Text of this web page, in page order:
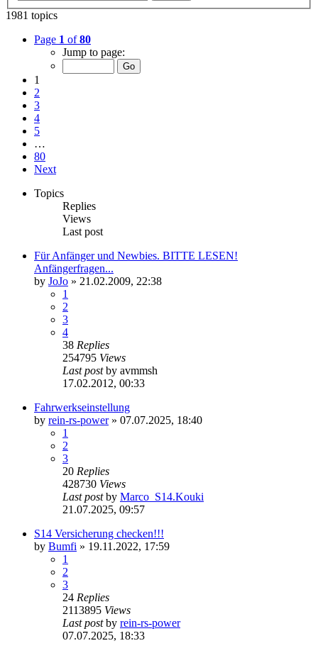
1981 topics
Page 1 of80
Jump to page:
1
2
3
4
5
…
80
Next
Topics
Replies
Views
Last post
Für Anfänger und Newbies. BITTE LESEN!
Anfängerfragen...
by JoJo » 21.02.2009, 22:38
1
2
3
4
38 Replies
254795 Views
Last postby avmmsh
17.02.2012, 00:33
Fahrwerkseinstellung
by rein-rs-power» 07.07.2025, 18:40
1
2
3
20 Replies
428730 Views
Last postby Marco_S14.Kouki
21.07.2025, 09:57
S14 Versicherung checken!!!
by Bumfi » 19.11.2022, 17:59
1
2
3
24 Replies
2113895 Views
Last postby rein-rs-power
07.07.2025, 18:33